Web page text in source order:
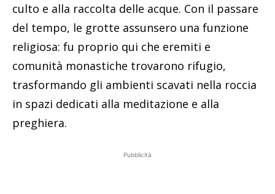
culto e alla raccolta delle acque. Con il passare
del tempo, le grotte assunsero una funzione
religiosa: fu proprio qui che eremiti e
comunità monastiche trovarono rifugio,
trasformando gli ambienti scavati nella roccia
in spazi dedicati alla meditazione e alla
preghiera.
Pubblicità